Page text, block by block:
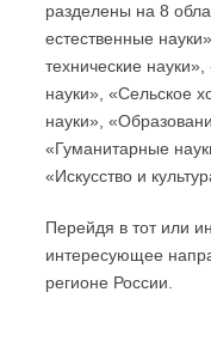
разделены на 8
естественные
технические
науки», «Сельское
науки»,
«Гуманитарные
«Искусство и
Перейдя в тот или
интересующее
регионе России.